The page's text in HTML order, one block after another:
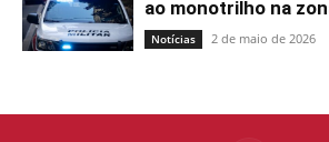
ao monotrilho na
Notícias 2 de maio de 2026